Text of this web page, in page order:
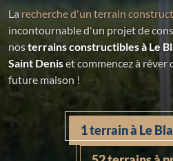
La recherche d'un terrain
incontournable d'un projet de
nosterrains constructibles à Le
Saint Deniset commencez à rêver
future maison !
1 terrain à Le